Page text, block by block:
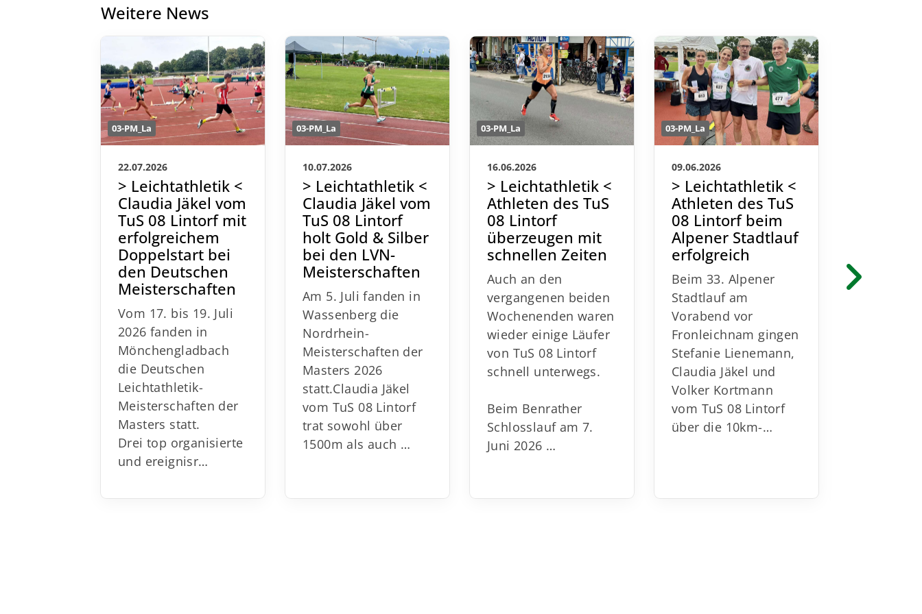
Weitere News
03-PM_La
22.07.2026
> Leichtathletik <
Claudia Jäkel vom
TuS 08 Lintorf mit
erfolgreichem
Doppelstart bei
den Deutschen
Meisterschaften
Vom 17. bis 19. Juli
2026 fanden in
Mönchengladbach
die Deutschen
Leichtathletik-
Meisterschaften der
Masters statt.
Drei top organisierte
und ereignisr…
03-PM_La
10.07.2026
> Leichtathletik <
Claudia Jäkel vom
TuS 08 Lintorf
holt Gold & Silber
bei den LVN-
Meisterschaften
Am 5. Juli fanden in
Wassenberg die
Nordrhein-
Meisterschaften der
Masters 2026
statt.Claudia Jäkel
vom TuS 08 Lintorf
trat sowohl über
1500m als auch …
03-PM_La
16.06.2026
> Leichtathletik <
Athleten des TuS
08 Lintorf
überzeugen mit
schnellen Zeiten
Auch an den
vergangenen beiden
Wochenenden waren
wieder einige Läufer
von TuS 08 Lintorf
schnell unterwegs.
Beim Benrather
Schlosslauf am 7.
Juni 2026 …
03-PM_La
09.06.2026
> Leichtathletik <
Athleten des TuS
08 Lintorf beim
Alpener Stadtlauf
erfolgreich
Beim 33. Alpener
Stadtlauf am
Vorabend vor
Fronleichnam gingen
Stefanie Lienemann,
Claudia Jäkel und
Volker Kortmann
vom TuS 08 Lintorf
über die 10km-…